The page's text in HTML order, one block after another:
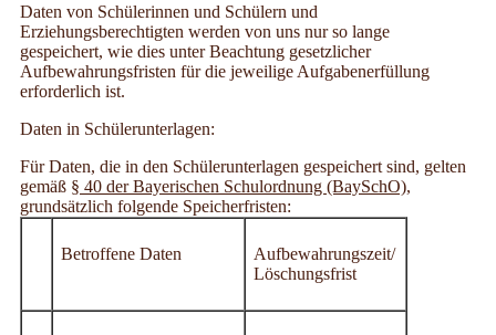
Daten von Schülerinnen und Schülern und
Erziehungsberechtigten werden von uns nur so lange
gespeichert, wie dies unter Beachtung gesetzlicher
Aufbewahrungsfristen für die jeweilige Aufgabenerfüllung
erforderlich ist.
Daten in Schülerunterlagen:
Für Daten, die in den Schülerunterlagen gespeichert sind, gelten
gemäß § 40 der Bayerischen Schulordnung (BaySchO),
grundsätzlich folgende Speicherfristen:
Betroffene Daten
Aufbewahrungszeit/
Löschungsfrist